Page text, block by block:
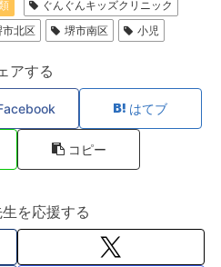
ぐんぐんキッズクリニック
市北区 堺市南区 小児
アする
はてブ
コピー
を応援する